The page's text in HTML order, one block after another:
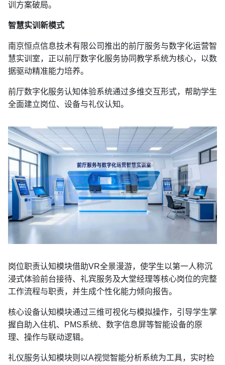
训方案破局。
智慧实训新模式
南京恒点信息技术有限公司推出的前厅服务与数字化运营智
慧实训室，正以前厅数字化服务协同教学系统为核心，以数
据驱动精准能力培养。
前厅数字化服务认知体验系统通过多维交互形式，帮助学生
全面建立岗位、设备与礼仪认知。
岗位职责认知模块借助VR全景漫游，使学生以第一人称沉
浸式体验前台接待、礼宾服务及大堂经理等核心岗位的完整
工作流程与职责，并生成个性化能力倾向报告。
核心设备认知模块通过三维可视化与模拟操作，引导学生掌
握自助入住机、PMS系统、数字信息屏等智能设备的原
理、操作与联动逻辑。
礼仪服务认知模块则以A视觉智能分析系统为工具，实时检